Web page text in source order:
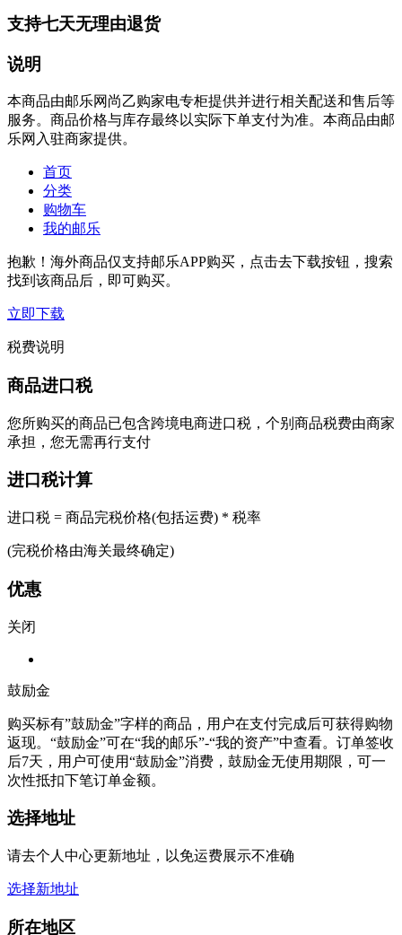
支持七天无理由退货
说明
本商品由邮乐网尚乙购家电专柜提供并进行相关配送和售后等
服务。商品价格与库存最终以实际下单支付为准。本商品由邮
乐网入驻商家提供。
首页
分类
购物车
我的邮乐
抱歉！海外商品仅支持邮乐APP购买，点击去下载按钮，搜索
找到该商品后，即可购买。
立即下载
税费说明
商品进口税
您所购买的商品已包含跨境电商进口税，个别商品税费由商家
承担，您无需再行支付
进口税计算
进口税 = 商品完税价格(包括运费) * 税率
(完税价格由海关最终确定)
优惠
关闭
鼓励金
购买标有”鼓励金”字样的商品，用户在支付完成后可获得购物
返现。“鼓励金”可在“我的邮乐”-“我的资产”中查看。订单签收
后7天，用户可使用“鼓励金”消费，鼓励金无使用期限，可一
次性抵扣下笔订单金额。
选择地址
请去个人中心更新地址，以免运费展示不准确
选择新地址
所在地区